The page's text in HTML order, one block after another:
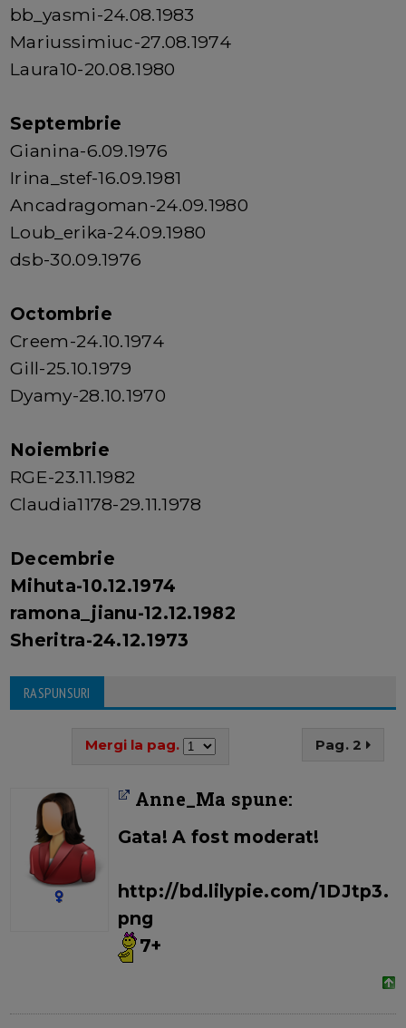
bb_yasmi-24.08.1983
Mariussimiuc-27.08.1974
Laura10-20.08.1980
Septembrie
Gianina-6.09.1976
Irina_stef-16.09.1981
Ancadragoman-24.09.1980
Loub_erika-24.09.1980
dsb-30.09.1976
Octombrie
Creem-24.10.1974
Gill-25.10.1979
Dyamy-28.10.1970
Noiembrie
RGE-23.11.1982
Claudia1178-29.11.1978
Decembrie
Mihuta-10.12.1974
ramona_jianu-12.12.1982
Sheritra-24.12.1973
RASPUNSURI
Mergi la pag. Pag. 2
Anne_Ma spune:
Gata! A fost moderat!
http://bd.lilypie.com/1DJtp3.
png
7+